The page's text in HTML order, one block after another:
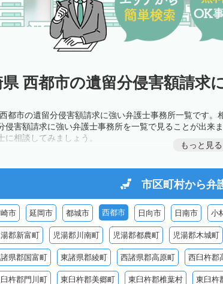
西都市の遺留分侵害額請求
都市の遺留分侵害額請求に強い弁護士事務所一覧です
侵害額請求に強い弁護士事務所を一覧で見ることが出来
に相談してみましょう。
もっと見る
市区町村から弁
市 延岡市 都城市 西都市 日向市 日南市 小
湯郡新富町 児湯郡川南町 児湯郡都農町 児湯郡木城町
県郡国富町 東諸県郡綾町 西諸県郡高原町 西臼杵郡
杵郡門川町 東臼杵郡美郷町 東臼杵郡椎葉村 東臼杵